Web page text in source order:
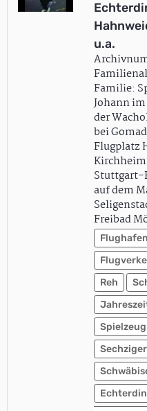
u.a.
Familie:
Johann
der
bei
Flugplatz
Stuttgart-
auf dem
Freibad
Flughafen
Reh
Spielzeug